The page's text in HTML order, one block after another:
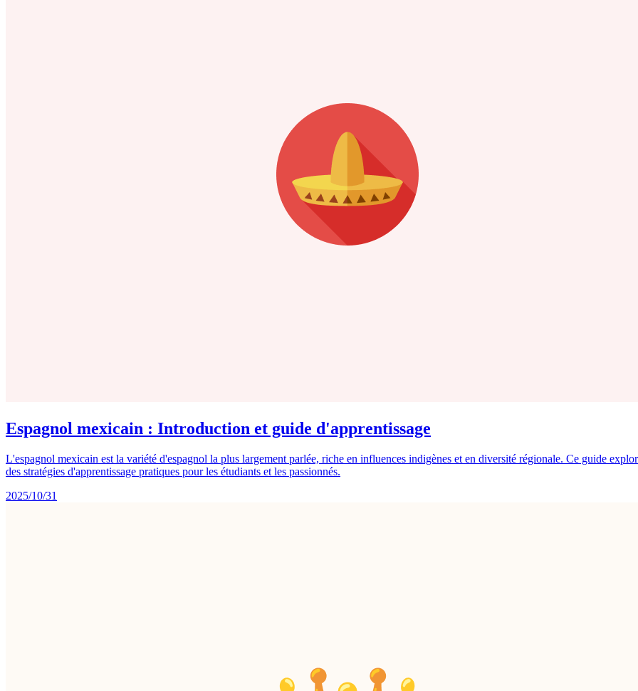
Espagnol mexicain : Introduction et guide d'apprentissage
L'espagnol mexicain est la variété d'espagnol la plus largement parlée, riche en influences indigènes et en diversité régionale. Ce guide
des stratégies d'apprentissage pratiques pour les étudiants et les passionnés.
2025/10/31